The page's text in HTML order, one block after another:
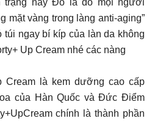
trạng này Đó là do mọi người
mặt vàng trong làng anti-aging”
túi ngay bí kíp của làn da không
Up Cream nhé các nàng
Cream là kem dưỡng cao cấp
của Hàn Quốc và Đức Điểm
chính là thành phần